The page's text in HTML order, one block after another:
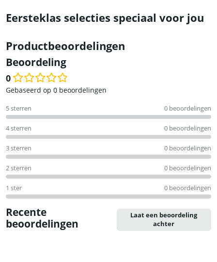
Eersteklas selecties speciaal voor jou
Productbeoordelingen
Beoordeling
0
Waardering
uit
5
Gebaseerd op 0 beoordelingen
5 sterren 0 beoordelingen
4 sterren 0 beoordelingen
3 sterren 0 beoordelingen
2 sterren 0 beoordelingen
1 ster 0 beoordelingen
Recente
beoordelingen
Laat een beoordeling
achter